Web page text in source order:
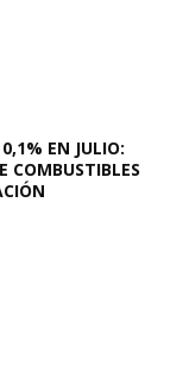
EN JULIO:
COMBUSTIBLES